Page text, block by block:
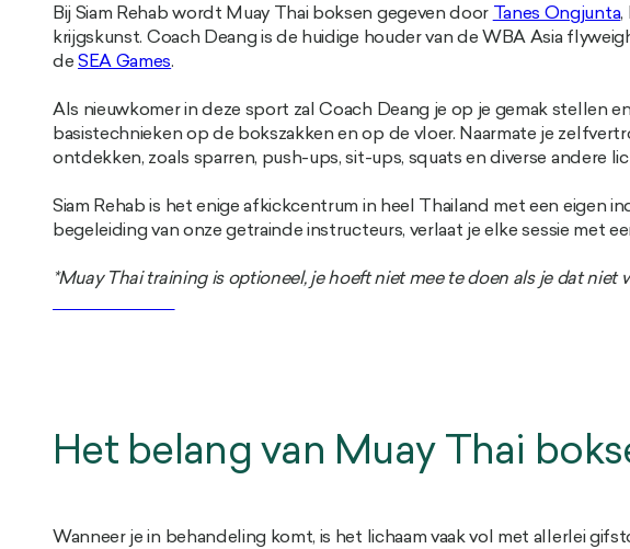
Bij Siam Rehab wordt Muay Thai boksen gegeven door Tanes Ongjunta,
krijgskunst. Coach Deang is de huidige houder van de WBA Asia
deSEA Games.
Als nieuwkomer in deze sport zal Coach Deang je op je gemak stellen
basistechnieken op de bokszakken en op de vloer. Naarmate je
ontdekken, zoals sparren, push-ups, sit-ups, squats en diverse andere
Siam Rehab is het enige afkickcentrum in heel Thailand met een eigen
begeleiding van onze getrainde instructeurs, verlaat je elke sessie met
*Muay Thai training is optioneel, je hoeft niet mee te doen als je dat niet
Het belang van Muay Thai
Wanneer je in behandeling komt, is het lichaam vaak vol met allerlei